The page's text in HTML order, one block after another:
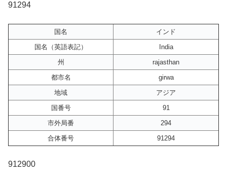
91294
国名
インド
国名（英語表記）
India
州
rajasthan
都市名
girwa
地域
アジア
国番号
91
市外局番
294
合体番号
91294
912900